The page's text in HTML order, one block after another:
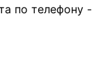
по телефону -